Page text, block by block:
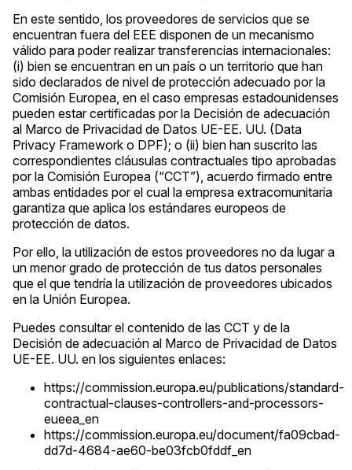
En este sentido, los proveedores de servicios que se
encuentran fuera del EEE disponen de un mecanismo
válido para poder realizar transferencias internacionales:
(i) bien se encuentran en un país o un territorio que han
sido declarados de nivel de protección adecuado por la
Comisión Europea, en el caso empresas estadounidenses
pueden estar certificadas por la Decisión de adecuación
al Marco de Privacidad de Datos UE-EE. UU. (Data
Privacy Framework o DPF); o (ii) bien han suscrito las
correspondientes cláusulas contractuales tipo aprobadas
por la Comisión Europea (“CCT”), acuerdo firmado entre
ambas entidades por el cual la empresa extracomunitaria
garantiza que aplica los estándares europeos de
protección de datos.
Por ello, la utilización de estos proveedores no da lugar a
un menor grado de protección de tus datos personales
que el que tendría la utilización de proveedores ubicados
en la Unión Europea.
Puedes consultar el contenido de las CCT y de la
Decisión de adecuación al Marco de Privacidad de Datos
UE-EE. UU. en los siguientes enlaces:
https://commission.europa.eu/publications/standard-
contractual-clauses-controllers-and-processors-
eueea_en
https://commission.europa.eu/document/fa09cbad-
dd7d-4684-ae60-be03fcb0fddf_en